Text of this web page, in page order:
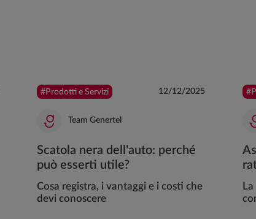
#Prodotti e Servizi 12/12/2025
Team Genertel
Scatola nera dell'auto: perché
può esserti utile?
Cosa registra, i vantaggi e i costi che
devi conoscere